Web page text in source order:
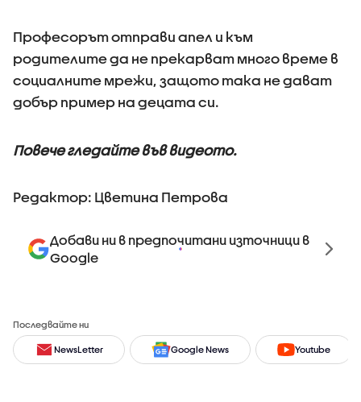
Професорът отправи апел и към
родителите да не прекарват много време в
социалните мрежи, защото така не дават
добър пример на децата си.
Повече гледайте във видеото.
Редактор: Цветина Петрова
Добави ни в предпочитани източници в
Google
Последвайте ни
NewsLetter Google News Youtube